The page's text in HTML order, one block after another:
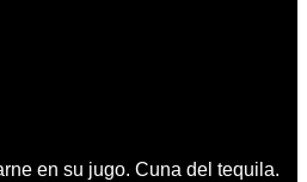
en su jugo. Cuna del tequila.